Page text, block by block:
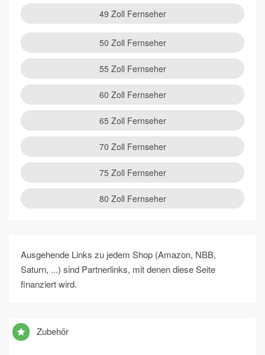
49 Zoll Fernseher
50 Zoll Fernseher
55 Zoll Fernseher
60 Zoll Fernseher
65 Zoll Fernseher
70 Zoll Fernseher
75 Zoll Fernseher
80 Zoll Fernseher
Ausgehende Links zu jedem Shop (Amazon, NBB,
Saturn, ...) sind Partnerlinks, mit denen diese Seite
finanziert wird.
Zubehör